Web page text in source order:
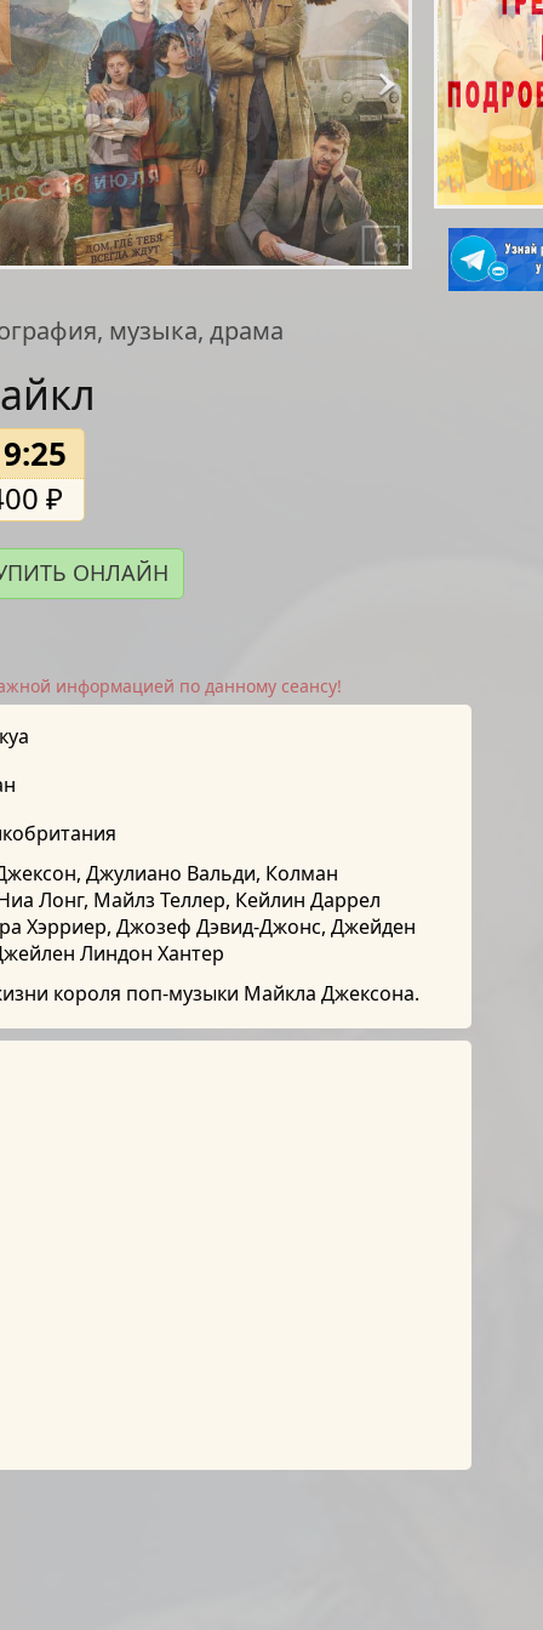
музыка, драма
₽
ОНЛАЙН
информацией по данному сеансу!
Джулиано Вальди, Колман
Лонг, Майлз Теллер, Кейлин Даррел
Хэрриер, Джозеф Дэвид-Джонс, Джейден
Линдон Хантер
короля поп-музыки Майкла Джексона.